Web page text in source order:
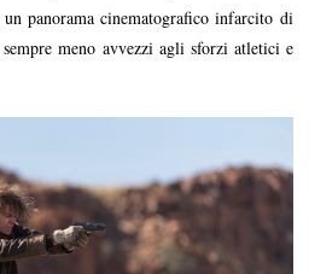
panorama cinematografico infarcito di
meno avvezzi agli sforzi atletici e